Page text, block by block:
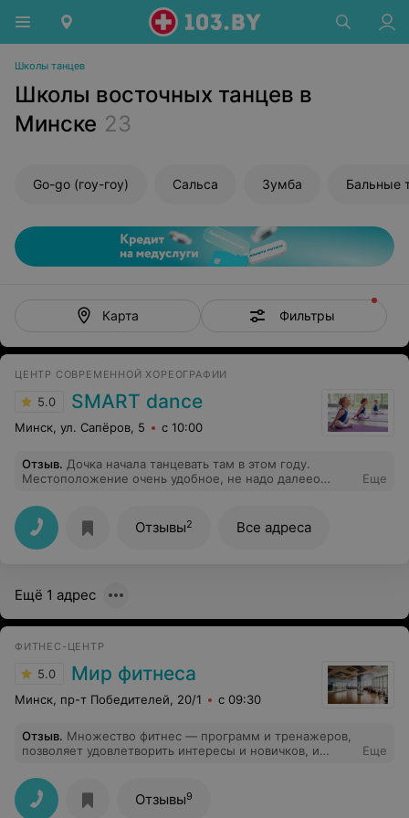
Школы танцев
Школы восточных танцев в
Минске 23
Go-go (гоу-гоу) Сальса Зумба Бальные
Карта Фильтры
ЦЕНТР СОВРЕМЕННОЙ ХОРЕОГРАФИИ
5.0 SMART dance
Минск, ул. Сапёров, 5 с 10:00
Отзыв. Дочка начала танцевать там в этом году.
Местоположение очень удобное, не надо далеео
находитсч близко от метро. Все учителя там очень
добрые. Никогда не кричат, иногда подшучивают над
учениками. Само место опрятное. Есть 3 раздевалки,
туалет, примерно 5 или 6 залов место где можно
её. А родители смогут взять кофе, чай или молоко.
Еще
Отзывы2 Все адреса
Ещё 1 адрес
ФИТНЕС-ЦЕНТР
5.0 Мир фитнеса
Минск, пр-т Победителей, 20/1 с 09:30
Отзыв. Множество фитнес — программ и тренажеров,
позволяет удовлетворить интересы и новичков, и
профессионализм и доброжелательность персонала
фитнес — клуба «Мир фитнеса
Еще
Отзывы9